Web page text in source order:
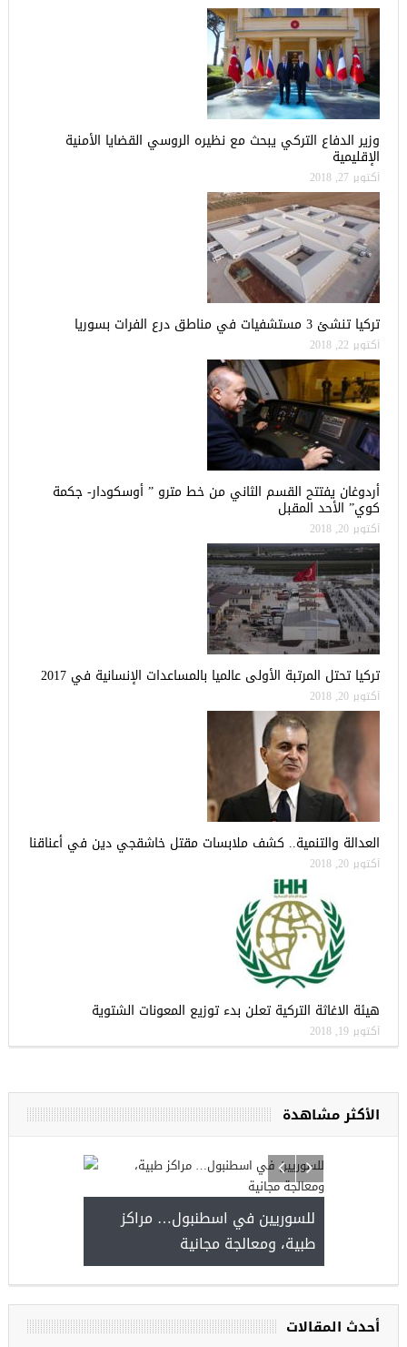
وزير الدفاع التركي يبحث مع نظيره الروسي القضايا الأمنية
الإقليمية
أكتوبر 27, 2018
تركيا تنشئ 3 مستشفيات في مناطق درع الفرات بسوريا
أكتوبر 22, 2018
أردوغان يفتتح القسم الثاني من خط مترو ” أوسكودار- جكمة
كوي” الأحد المقبل
أكتوبر 20, 2018
تركيا تحتل المرتبة الأولى عالميا بالمساعدات الإنسانية في 2017
أكتوبر 20, 2018
العدالة والتنمية.. كشف ملابسات مقتل خاشقجي دين في أعناقنا
أكتوبر 20, 2018
هيئة الاغاثة التركية تعلن بدء توزيع المعونات الشتوية
أكتوبر 19, 2018
الأكثر مشاهدة
للسوريين في اسطنبول… مراكز
طبية، ومعالجة مجانية
في
أحدث المقالات